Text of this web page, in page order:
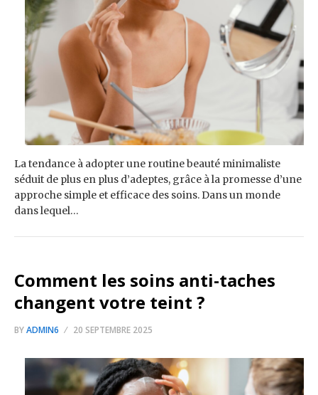
La tendance à adopter une routine beauté minimaliste
séduit de plus en plus d’adeptes, grâce à la promesse d’une
approche simple et efficace des soins. Dans un monde
dans lequel…
Comment les soins anti-taches
changent votre teint ?
BYADMIN6 20 SEPTEMBRE 2025